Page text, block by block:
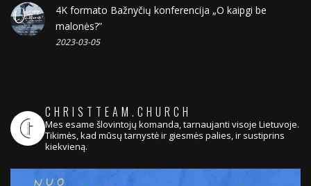
4K formato Bažnyčių konferencija „O kaipgi be
malonės?”
2023-03-05
CHRISTTEAM.CHURCH
Mes esame šlovintojų komanda, tarnaujanti visoje Lietuvoje.
Tikimės, kad mūsų tarnystė ir giesmės palies, ir sustiprins
kiekvieną.